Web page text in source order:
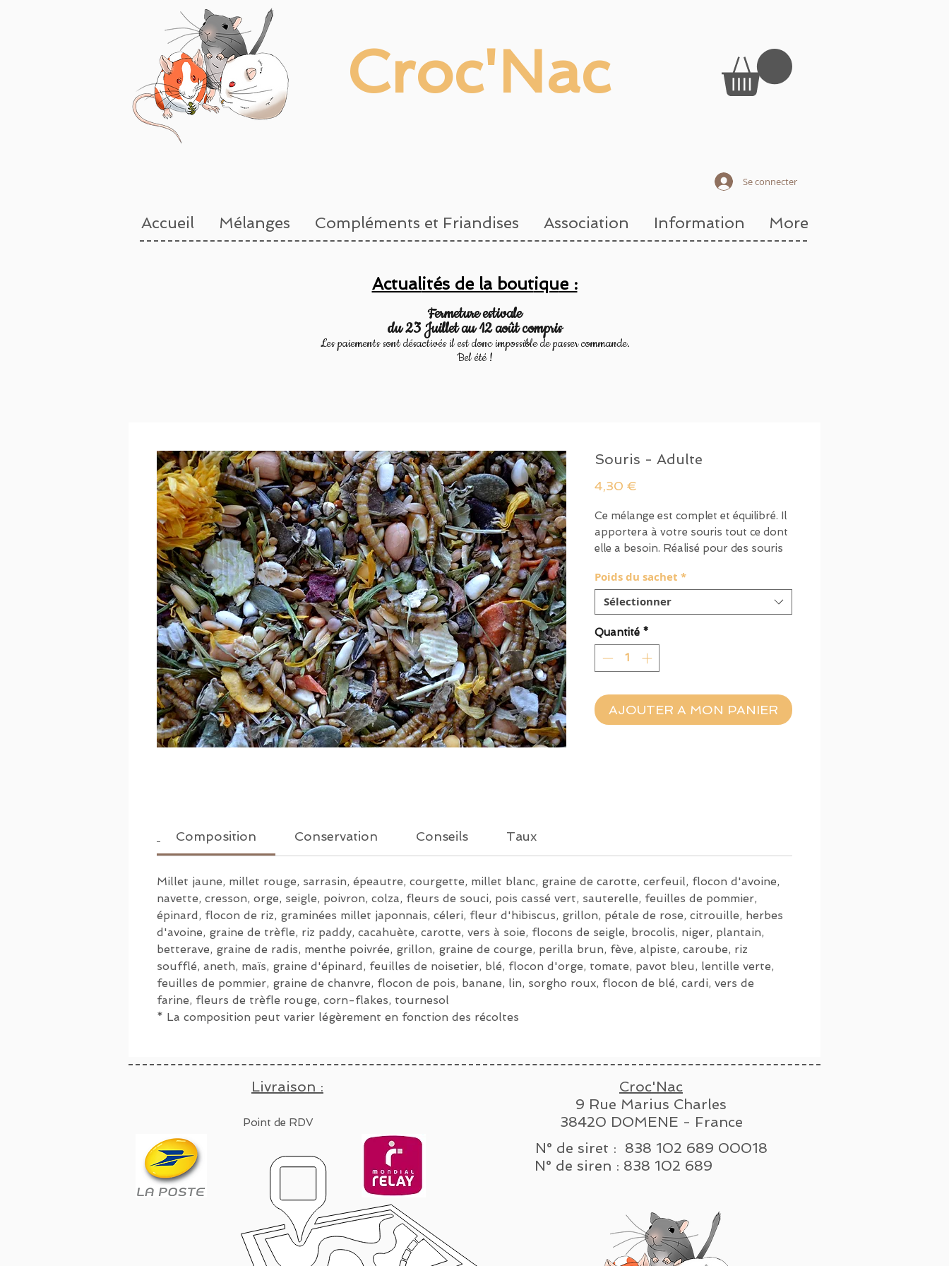
Croc'Nac
Se connecter
Accueil Mélanges Compléments et Friandises Association Information More
Actualités de la boutique :
Fermeture estivale
du 23 Juillet au 12 août compris
Les paiements sont désactivés il est donc impossible de passer commande.
Bel été !
Souris - Adulte
4,30 €
Ce mélange est complet et équilibré. Il
apportera à votre souris tout ce dont
elle a besoin. Réalisé pour des souris
Contient des graines, légumes,
céréales, insectes…
Recette allemande, testée et
approuvée !
Poids du sachet *
Sélectionner
Quantité *
AJOUTER A MON PANIER
Composition Conservation Conseils Taux
Millet jaune, millet rouge, sarrasin, épeautre, courgette, millet blanc, graine de carotte, cerfeuil, flocon d'avoine,
navette, cresson, orge, seigle, poivron, colza, fleurs de souci, pois cassé vert, sauterelle, feuilles de pommier,
épinard, flocon de riz, graminées millet japonnais, céleri, fleur d'hibiscus, grillon, pétale de rose, citrouille, herbes
d'avoine, graine de trèfle, riz paddy, cacahuète, carotte, vers à soie, flocons de seigle, brocolis, niger, plantain,
betterave, graine de radis, menthe poivrée, grillon, graine de courge, perilla brun, fève, alpiste, caroube, riz
soufflé, aneth, maïs, graine d'épinard, feuilles de noisetier, blé, flocon d'orge, tomate, pavot bleu, lentille verte,
feuilles de pommier, graine de chanvre, flocon de pois, banane, lin, sorgho roux, flocon de blé, cardi, vers de
farine, fleurs de trèfle rouge, corn-flakes, tournesol
* La composition peut varier légèrement en fonction des récoltes
Livraison :
Point de RDV
Croc'Nac
9 Rue Marius Charles
38420 DOMENE - France
N° de siret : 838 102 689 00018
N° de siren : 838 102 689